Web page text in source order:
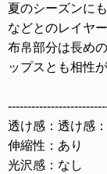
夏のシーズンに
などとのレイヤ
布帛部分は長め
ップスとも相性
透け感：透け感
伸縮性：あり
光沢感：なし